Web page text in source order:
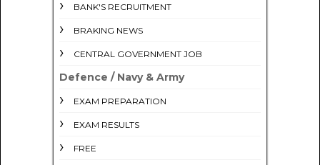
BANK'S RECRUITMENT
BRAKING NEWS
CENTRAL GOVERNMENT JOB
Defence / Navy & Army
EXAM PREPARATION
EXAM RESULTS
FREE